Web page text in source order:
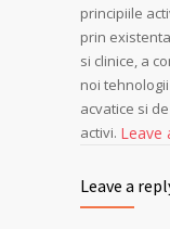
principiile
prin
si clinice, a
noi
acvatice si
activi. Leave
Leave a